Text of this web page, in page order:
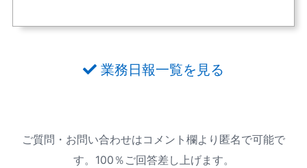
業務日報一覧を見る
ご質問・お問い合わせはコメント欄より匿名で可能で
す。100％ご回答差し上げます。